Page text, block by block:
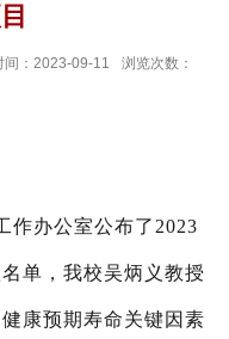
间：2023-09-11
浏览次数：
作办公室公布了2023
单，我校吴炳义教授
康预期寿命关键因素